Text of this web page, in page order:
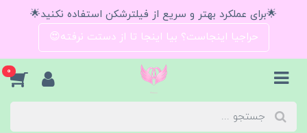
🌟برای عملکرد بهتر و سریع از فیلترشکن استفاده نکنید🌟
حراجیا اینجاست؟ بیا اینجا تا از دستت نرفته😍
0